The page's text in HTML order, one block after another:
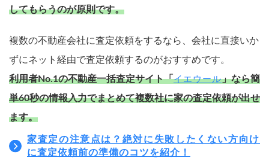
してもらうのが原則です。
複数の不動産会社に査定依頼をするなら、会社に直接いか
ずにネット経由で査定依頼するのがおすすめです。
利用者No.1の不動産一括査定サイト「イエウール」なら簡
単60秒の情報入力でまとめて複数社に家の査定依頼が出せ
ます。
家査定の注意点は？絶対に失敗したくない方向け
に査定依頼前の準備のコツを紹介！